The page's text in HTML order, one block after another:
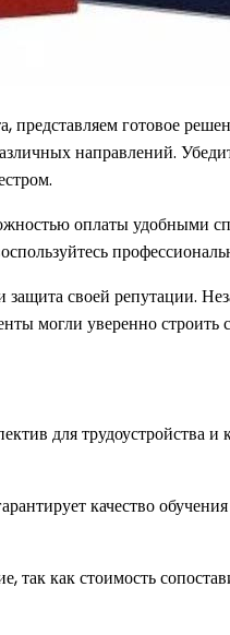
готовое
направлений.
оплаты удобными
своей репутации.
могли уверенно строить
для трудоустройства
качество
так как стоимость